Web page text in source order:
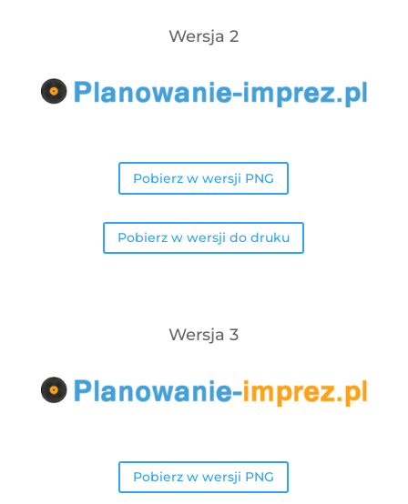
Wersja 2
Pobierz w wersji PNG
Pobierz w wersji do druku
Wersja 3
Pobierz w wersji PNG